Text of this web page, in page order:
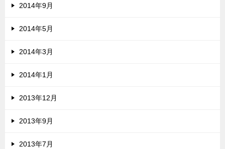
2014年9月
2014年5月
2014年3月
2014年1月
2013年12月
2013年9月
2013年7月